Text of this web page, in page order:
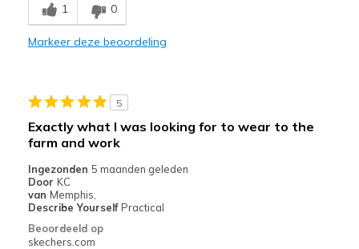
Stylish
Going Out
Special Occasions
Travel
Width
1 0
Markeer deze beoordeling
5
Exactly what I was looking for to wear to the
farm and work
Ingezonden 5 maanden geleden
Door KC
van Memphis,
Describe Yourself Practical
Beoordeeld op
skechers.com